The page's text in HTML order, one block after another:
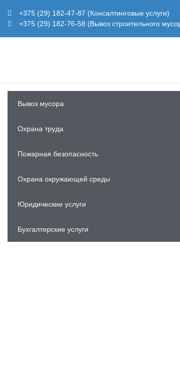
+375 (29) 182-47-87 (Консалтинговые услуги)
+375 (29) 182-76-58 (Вывоз строительного
Вывоз мусора
Охрана труда
Пожарная безопасность
Охрана окружающей среды
Юридические услуги
Бухгалтерские услуги